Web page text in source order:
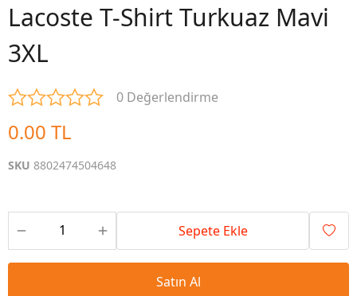
Lacoste T-Shirt Turkuaz Mavi
3XL
0 Değerlendirme
0.00 TL
SKU 8802474504648
Sepete Ekle
Satın Al